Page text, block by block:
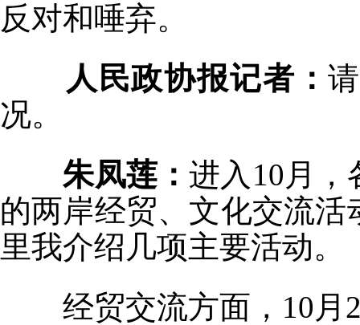
反对和唾弃。
人民政协报记者：
况。
朱凤莲：进入10月，
的两岸经贸、文化交流
里我介绍几项主要活动。
经贸交流方面，10月